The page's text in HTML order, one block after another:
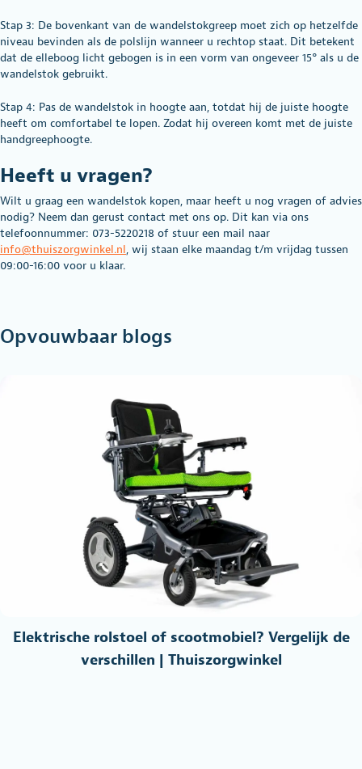
Stap 3: De bovenkant van de wandelstokgreep moet zich op hetzelfde
niveau bevinden als de polslijn wanneer u rechtop staat. Dit betekent
dat de elleboog licht gebogen is in een vorm van ongeveer 15° als u de
wandelstok gebruikt.
Stap 4: Pas de wandelstok in hoogte aan, totdat hij de juiste hoogte
heeft om comfortabel te lopen. Zodat hij overeen komt met de juiste
handgreephoogte.
Heeft u vragen?
Wilt u graag een wandelstok kopen, maar heeft u nog vragen of advies
nodig? Neem dan gerust contact met ons op. Dit kan via ons
telefoonnummer: 073-5220218 of stuur een mail naar
info@thuiszorgwinkel.nl, wij staan elke maandag t/m vrijdag tussen
09:00-16:00 voor u klaar.
Opvouwbaar blogs
Elektrische rolstoel of scootmobiel? Vergelijk de
verschillen | Thuiszorgwinkel